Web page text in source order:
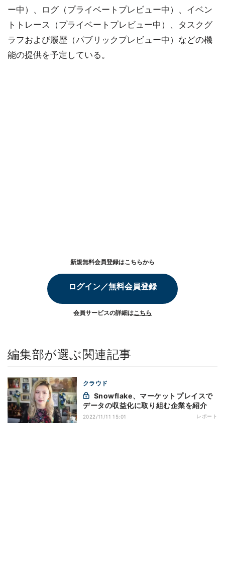
ー中）、ログ（プライベートプレビュー中）、イベン
トトレース（プライベートプレビュー中）、タスクグ
ラフおよび履歴（パブリックプレビュー中）などの機
能の提供を予定している。
新規無料会員登録はこちらから
ログイン／無料会員登録
会員サービスの詳細はこちら
編集部が選ぶ関連記事
クラウド
データの収益化に取り組む企業を紹介
2022/11/11 15:01 レポート